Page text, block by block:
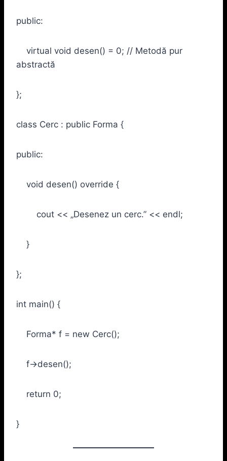
public:
virtual void desen() = 0; // Metodă pur
abstractă
};
class Cerc : public Forma {
public:
void desen() override {
cout << „Desenez un cerc.” << endl;
}
};
int main() {
Forma* f = new Cerc();
f->desen();
return 0;
}